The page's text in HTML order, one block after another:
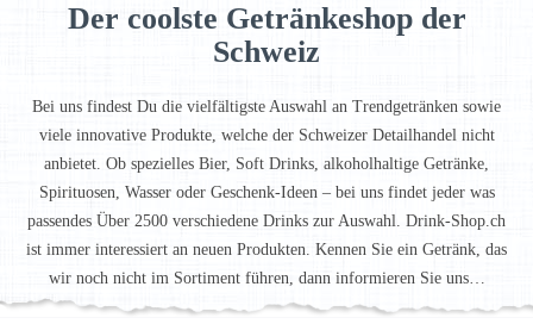
Der coolste Getränkeshop der
Schweiz
Bei uns findest Du die vielfältigste Auswahl an Trendgetränken sowie
viele innovative Produkte, welche der Schweizer Detailhandel nicht
anbietet. Ob spezielles Bier, Soft Drinks, alkoholhaltige Getränke,
Spirituosen, Wasser oder Geschenk-Ideen – bei uns findet jeder was
passendes Über 2500 verschiedene Drinks zur Auswahl. Drink-Shop.ch
ist immer interessiert an neuen Produkten. Kennen Sie ein Getränk, das
wir noch nicht im Sortiment führen, dann informieren Sie uns…